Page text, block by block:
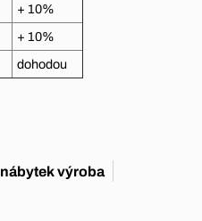
+ 10%
+ 10%
dohodou
nábytekvýroba